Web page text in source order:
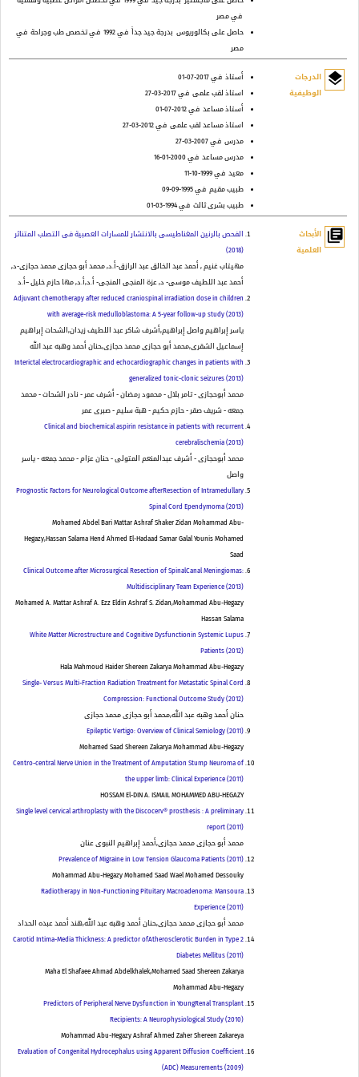
في مصر
حاصل على بكالوريوس بدرجة جيد جداً في 1992 في تخصص طب وجراحة في
مصر
layers
الدرجات
الوظيفية
أستاذ في 2017-07-01
استاذ لقب علمى في 2017-03-27
أستاذ مساعد في 2012-07-01
استاذ مساعد لقب علمى في 2012-03-27
مدرس في 2007-03-27
مدرس مساعد في 2000-01-16
معيد في 1999-10-11
طبيب مقيم في 1995-09-09
طبيب بشرى ثالث في 1994-03-01
library_books
الأبحاث
العلمية
الفحص بالرنين المغناطيسى بالانتشار للمسارات العصبية فى التصلب المتناثر
(2018)
مهيتاب غنيم , أحمد عبد الخالق عبد الرازق-أ.د, محمد أبو حجازى محمد حجازى-د,
أحمد عبد اللطيف موسى- د, عزة المنجى المنجى- أ.د,أ.د, مها حازم خليل –أ.د
Adjuvant chemotherapy after reduced craniospinal irradiation dose in children
with average-risk medulloblastoma: A 5-year follow-up study (2013)
ياسر إبراهيم واصل إبراهيم,أشرف شاكر عبد اللطيف زيدان,الشحات إبراهيم
إسماعيل الشقرى,محمد أبو حجازى محمد حجازى,حنان أحمد وهبه عبد الله
Interictal electrocardiographic and echocardiographic changes in patients with
generalized tonic-clonic seizures (2013)
محمد أبوحجازى - تامر بلال - محمود رمضان - أشرف عمر - نادر الشحات - محمد
جمعه - شريف صقر - حازم حكيم - هبة سليم - صبرى عمر
Clinical and biochemical aspirin resistance in patients with recurrent
cerebralischemia (2013)
محمد أبوحجازى - أشرف عبدالمنعم المتولى - حنان عزام - محمد جمعه - ياسر
واصل
Prognostic Factors for Neurological Outcome afterResection of Intramedullary
Spinal Cord Ependymoma (2013)
Mohamed Abdel Bari Mattar Ashraf Shaker Zidan Mohammad Abu-
Hegazy,Hassan Salama Hend Ahmed El-Hadaad Samar Galal Younis Mohamed
Saad
Clinical Outcome after Microsurgical Resection of SpinalCanal Meningiomas:
Multidisciplinary Team Experience (2013)
Mohamed A. Mattar Ashraf A. Ezz Eldin Ashraf S. Zidan,Mohammad Abu-Hegazy
Hassan Salama
White Matter Microstructure and Cognitive Dysfunctionin Systemic Lupus
Patients (2012)
Hala Mahmoud Haider Shereen Zakarya Mohammad Abu-Hegazy
Single- Versus Multi-Fraction Radiation Treatment for Metastatic Spinal Cord
Compression: Functional Outcome Study (2012)
حنان أحمد وهبه عبد الله,محمد أبو حجازى محمد حجازى
Epileptic Vertigo: Overview of Clinical Semiology (2011)
Mohamed Saad Shereen Zakarya Mohammad Abu-Hegazy
Centro-central Nerve Union in the Treatment of Amputation Stump Neuroma of
the upper limb: Clinical Experience (2011)
HOSSAM El-DIN A. ISMAIL MOHAMMED ABU-HEGAZY
Single level cervical arthroplasty with the Discocerv® prosthesis : A preliminary
report (2011)
محمد أبو حجازى محمد حجازى,أحمد إبراهيم النبوى عنان
Prevalence of Migraine in Low Tension Glaucoma Patients (2011)
Mohammad Abu-Hegazy Mohamed Saad Wael Mohamed Dessouky
Radiotherapy in Non-Functioning Pituitary Macroadenoma: Mansoura
Experience (2011)
محمد أبو حجازى محمد حجازى,حنان أحمد وهبه عبد الله,هند أحمد عبده الحداد
Carotid Intima-Media Thickness: A predictor ofAtherosclerotic Burden in Type 2
Diabetes Mellitus (2011)
Maha El Shafaee Ahmad Abdelkhalek,Mohamed Saad Shereen Zakarya
Mohammad Abu-Hegazy
Predictors of Peripheral Nerve Dysfunction in YoungRenal Transplant
Recipients: A Neurophysiological Study (2010)
Mohammad Abu-Hegazy Ashraf Ahmed Zaher Shereen Zakareya
Evaluation of Congenital Hydrocephalus using Apparent Diffusion Coefficient
(ADC) Measurements (2009)